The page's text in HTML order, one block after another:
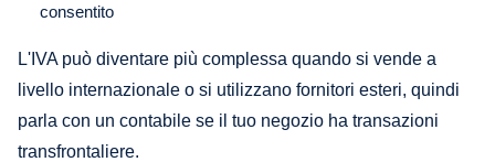
consentito
L'IVA può diventare più complessa quando si vende a
livello internazionale o si utilizzano fornitori esteri, quindi
parla con un contabile se il tuo negozio ha transazioni
transfrontaliere.